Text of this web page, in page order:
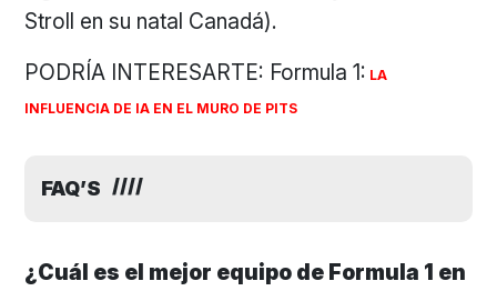
Stroll en su natal Canadá).
PODRÍA INTERESARTE: Formula 1: LA
INFLUENCIA DE IA EN EL MURO DE PITS
FAQ’S
¿Cuál es el mejor equipo de Formula 1 en